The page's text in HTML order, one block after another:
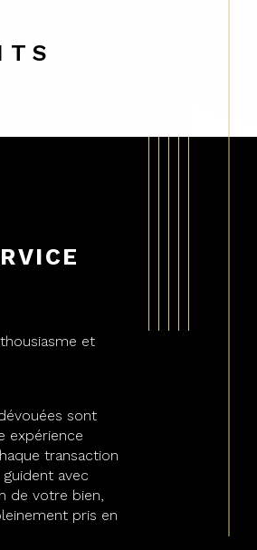
et
sont
expérience
transaction
avec
de votre bien,
pris en